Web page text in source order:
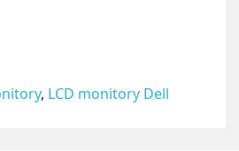
, LCD monitory Dell